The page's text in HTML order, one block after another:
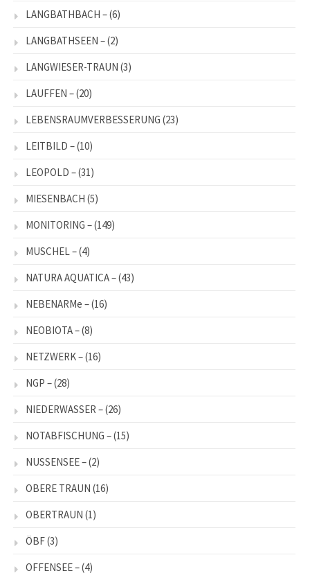
LANGBATHBACH –(6)
LANGBATHSEEN –(2)
LANGWIESER-TRAUN (3)
LAUFFEN –(20)
LEBENSRAUMVERBESSERUNG (23)
LEITBILD –(10)
LEOPOLD –(31)
MIESENBACH (5)
MONITORING –(149)
MUSCHEL –(4)
NATURA AQUATICA –(43)
NEBENARMe –(16)
NEOBIOTA –(8)
NETZWERK –(16)
NGP –(28)
NIEDERWASSER –(26)
NOTABFISCHUNG –(15)
NUSSENSEE –(2)
OBERE TRAUN (16)
OBERTRAUN (1)
ÖBF(3)
OFFENSEE –(4)